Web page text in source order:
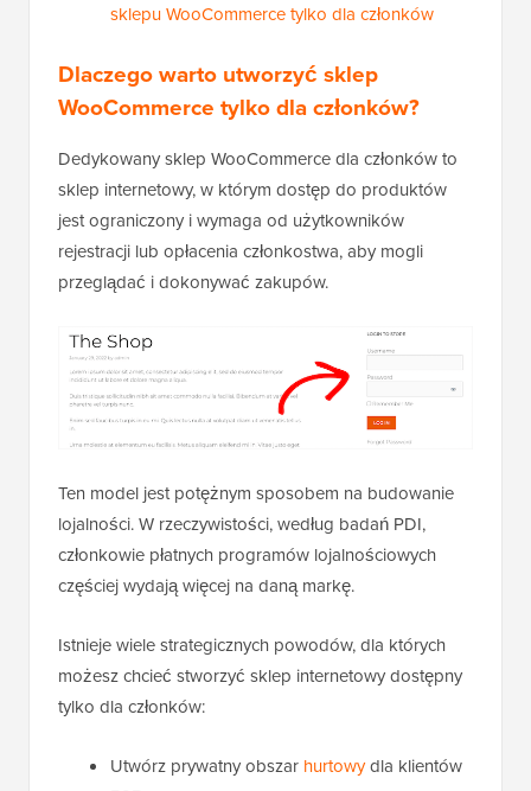
sklepu WooCommerce tylko dla członków
Dlaczego warto utworzyć sklep
WooCommerce tylko dla członków?
Dedykowany sklep WooCommerce dla członków to
sklep internetowy, w którym dostęp do produktów
jest ograniczony i wymaga od użytkowników
rejestracji lub opłacenia członkostwa, aby mogli
przeglądać i dokonywać zakupów.
Ten model jest potężnym sposobem na budowanie
lojalności. W rzeczywistości, według badań PDI,
członkowie płatnych programów lojalnościowych
częściej wydają więcej na daną markę.
Istnieje wiele strategicznych powodów, dla których
możesz chcieć stworzyć sklep internetowy dostępny
tylko dla członków:
Utwórz prywatny obszar hurtowydla klientów